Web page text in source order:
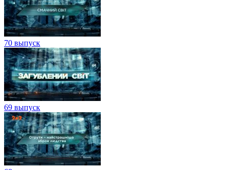
70 выпуск
69 выпуск